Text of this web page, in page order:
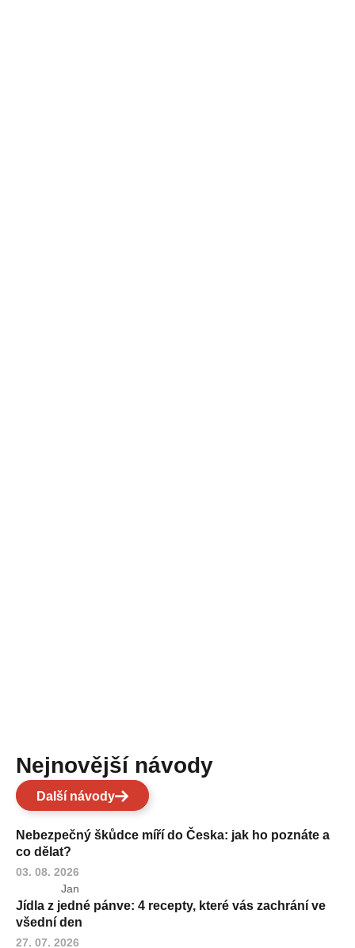
Nejnovější návody
Další návody
Nebezpečný škůdce míří do Česka: jak ho poznáte a
co dělat?
03. 08. 2026
Jan
Jídla z jedné pánve: 4 recepty, které vás zachrání ve
všední den
27. 07. 2026